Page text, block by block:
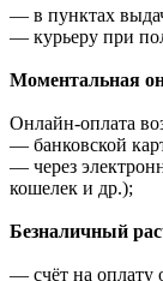
— в пунктах
— курьеру при
Моментальная
Онлайн-оплата
— банковской
— через
кошелек и др.);
Безналичный
— счёт на оплату